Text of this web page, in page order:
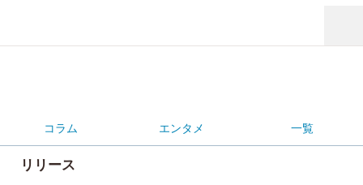
コラム エンタメ 一覧
リリース